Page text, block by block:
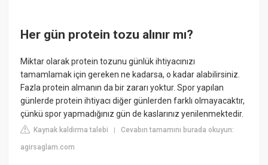
Her gün protein tozu alınır mı?
Miktar olarak protein tozunu günlük ihtiyacınızı
tamamlamak için gereken ne kadarsa, o kadar alabilirsiniz.
Fazla protein almanın da bir zararı yoktur. Spor yapılan
günlerde protein ihtiyacı diğer günlerden farklı olmayacaktır,
çünkü spor yapmadığınız gün de kaslarınız yenilenmektedir.
Kaynak kaldırma talebi |Cevabın tamamını burada okuyun:
agirsaglam.com